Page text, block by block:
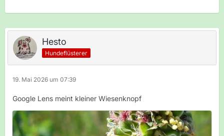
Hesto
Hundeflüsterer
19. Mai 2026 um 07:39
Google Lens meint kleiner Wiesenknopf